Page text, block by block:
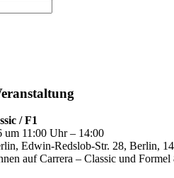
/ F1
um 11:00 Uhr – 14:00
Edwin-Redslob-Str. 28, Berlin,
auf Carrera – Classic und